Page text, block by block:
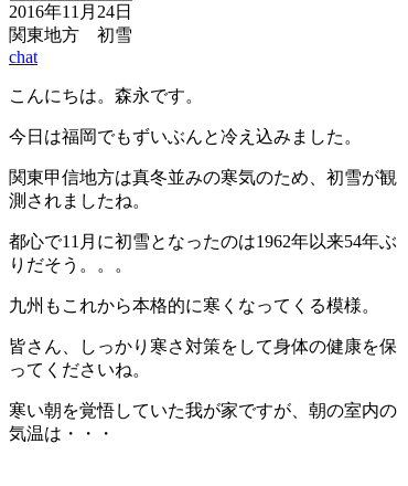
2016年11月24日
関東地方 初雪
chat
こんにちは。森永です。
今日は福岡でもずいぶんと冷え込みました。
関東甲信地方は真冬並みの寒気のため、初雪が観
測されましたね。
都心で11月に初雪となったのは1962年以来54年ぶ
りだそう。。。
九州もこれから本格的に寒くなってくる模様。
皆さん、しっかり寒さ対策をして身体の健康を保
ってくださいね。
寒い朝を覚悟していた我が家ですが、朝の室内の
気温は・・・